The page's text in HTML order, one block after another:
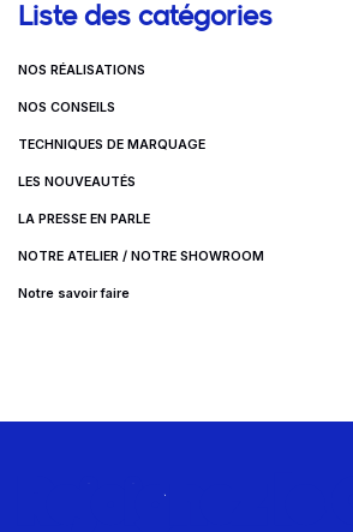
Liste des catégories
NOS RÉALISATIONS
NOS CONSEILS
TECHNIQUES DE MARQUAGE
LES NOUVEAUTÉS
LA PRESSE EN PARLE
NOTRE ATELIER / NOTRE SHOWROOM
Notre savoir faire
Rejoignez le